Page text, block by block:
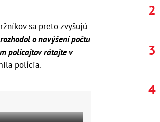
sa preto zvyšujú
o navýšení počtu
policajtov rátajte v
polícia.